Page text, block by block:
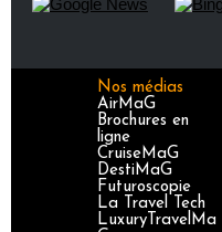
Nos médias
AirMaG
Brochures en
ligne
CruiseMaG
DestiMaG
Futuroscopie
La Travel Tech
LuxuryTravelMa